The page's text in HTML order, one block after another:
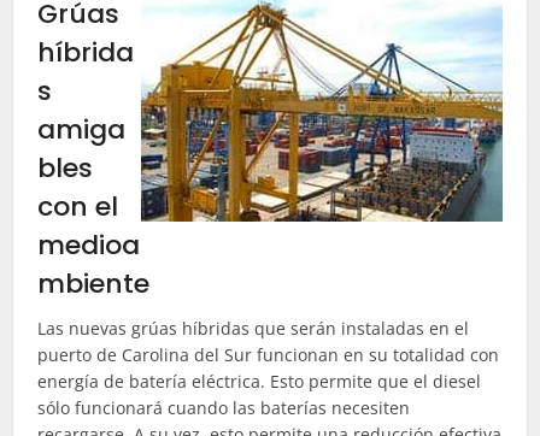
Grúas
híbrida
s
amiga
bles
con el
medioa
mbiente
Las nuevas grúas híbridas que serán instaladas en el
puerto de Carolina del Sur funcionan en su totalidad con
energía de batería eléctrica. Esto permite que el diesel
sólo funcionará cuando las baterías necesiten